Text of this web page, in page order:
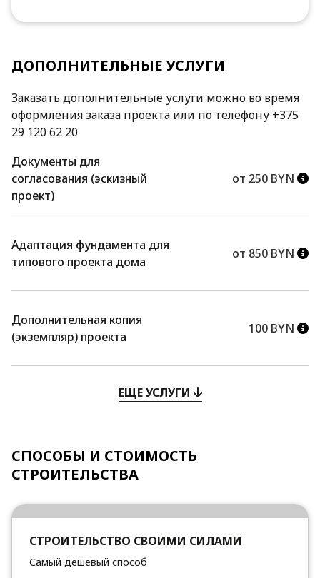
ДОПОЛНИТЕЛЬНЫЕ УСЛУГИ
Заказать дополнительные услуги можно во время
оформления заказа проекта или по телефону +375
29 120 62 20
Документы для
согласования (эскизный
проект)
от 250 BYN
Адаптация фундамента для
типового проекта дома
от 850 BYN
Дополнительная копия
(экземпляр) проекта
100 BYN
ЕЩЕ УСЛУГИ
СПОСОБЫ И СТОИМОСТЬ
СТРОИТЕЛЬСТВА
СТРОИТЕЛЬСТВО СВОИМИ СИЛАМИ
Самый дешевый способ